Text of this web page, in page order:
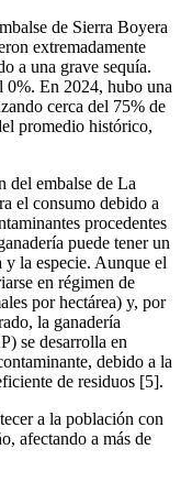
de Sierra Boyera
extremadamente
a una grave sequía.
0%. En 2024, hubo una
cerca del 75% de
promedio histórico,
del embalse de La
el consumo debido a
procedentes
puede tener un
la especie. Aunque el
en régimen de
por hectárea) y, por
la ganadería
se desarrolla en
debido a la
de residuos [5].
a la población con
afectando a más de